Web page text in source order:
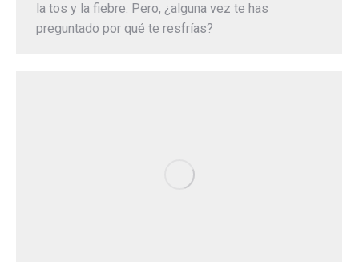
la tos y la fiebre. Pero, ¿alguna vez te has
preguntado por qué te resfrías?